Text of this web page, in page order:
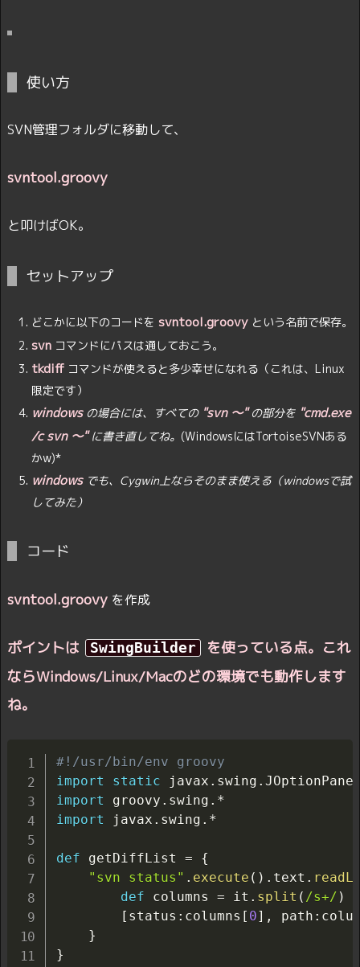
使い方
SVN管理フォルダに移動して、
svntool.groovy
と叩けばOK。
セットアップ
どこかに以下のコードを svntool.groovy という名前で保存。
svn コマンドにパスは通しておこう。
tkdiff コマンドが使えると多少幸せになれる（これは、Linux
限定です）
windowsの場合には、すべての "svn 〜"の部分を "cmd.exe
/c svn 〜"に書き直してね。 (WindowsにはTortoiseSVNある
かw)*
windowsでも、Cygwin上ならそのまま使える（windowsで試
してみた）
コード
svntool.groovy を作成
ポイントは SwingBuilder
を使っている点。これ
ならWindows/Linux/Macのどの環境でも動作します
ね。
#!/usr/bin/env groovy
import
static javax . swing . JOptionPane
import groovy . swing .
import javax . swing . *
def getDiffList =
{
"svn status" . execute ( ) . text .
def columns = it . split ( /s+/ )
[ status : columns [ 0] , path :
}
}